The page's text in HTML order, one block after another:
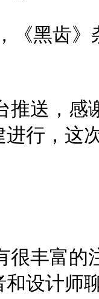
黑齿》
送，感
行，这
很丰富
设计师